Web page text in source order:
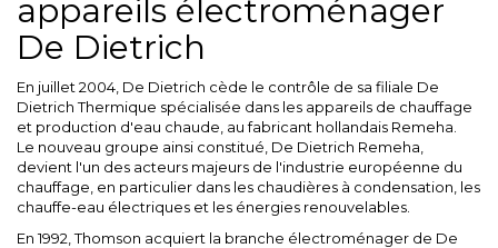
appareils électroménager
De Dietrich
En juillet 2004, De Dietrich cède le contrôle de sa filiale De
Dietrich Thermique spécialisée dans les appareils de chauffage
et production d'eau chaude, au fabricant hollandais Remeha.
Le nouveau groupe ainsi constitué, De Dietrich Remeha,
devient l'un des acteurs majeurs de l'industrie européenne du
chauffage, en particulier dans les chaudières à condensation, les
chauffe-eau électriques et les énergies renouvelables.
En 1992, Thomson acquiert la branche électroménager de De